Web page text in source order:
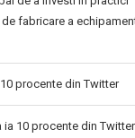
fabricare a
10 procente din Twitter
ia 10 procente din Twitter